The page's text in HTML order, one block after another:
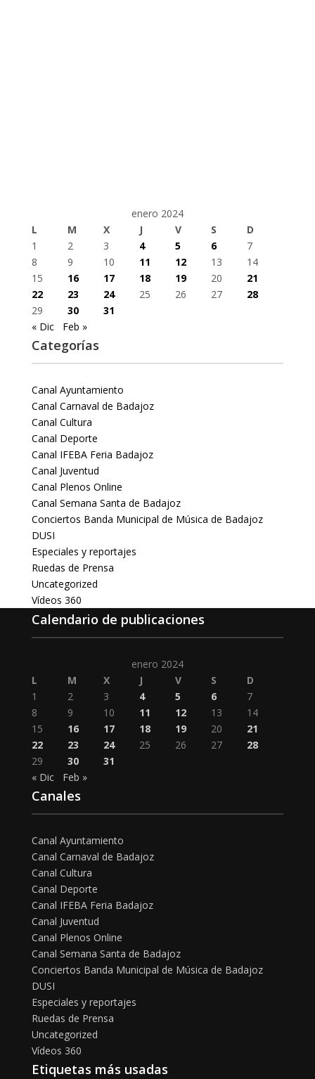
enero 2024
L
M X J V S
D
1
2 3 4 5 6
7
8
9 10 11 12 13
14
15
16 17 18 19 20
21
22
23 24 25 26 27
28
29
30
31
« Dic
Feb »
Categorías
Canal Ayuntamiento
Canal Carnaval de Badajoz
Canal Cultura
Canal Deporte
Canal IFEBA Feria Badajoz
Canal Juventud
Canal Plenos Online
Canal Semana Santa de Badajoz
Conciertos Banda Municipal de Música de Badajoz
DUSI
Especiales y reportajes
Ruedas de Prensa
Uncategorized
Vídeos 360
Calendario de publicaciones
enero 2024
L
M X J V S
D
1
2 3 4 5 6
7
8
9 10 11 12 13
14
15
16 17 18 19 20
21
22
23 24 25 26 27
28
29
30
31
« Dic
Feb »
Canales
Canal Ayuntamiento
Canal Carnaval de Badajoz
Canal Cultura
Canal Deporte
Canal IFEBA Feria Badajoz
Canal Juventud
Canal Plenos Online
Canal Semana Santa de Badajoz
Conciertos Banda Municipal de Música de Badajoz
DUSI
Especiales y reportajes
Ruedas de Prensa
Uncategorized
Vídeos 360
Etiquetas más usadas